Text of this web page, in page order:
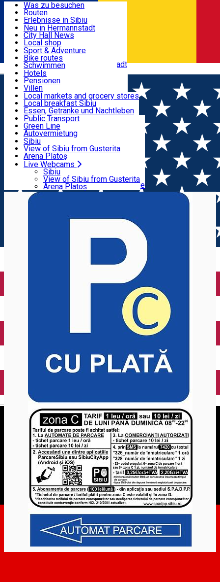
Română
Nützliche informationen
Aktivitäten & Abenteuer
Unterkunft
Essen, Getränke & Nachtleben
Transport & Parken
Live Webcams
Was zu besuchen
Routen
Erlebnisse in Sibiu
Podcast
Kultur
Museen
Kirchen
Parks, Zoo
Im Umkreis von Hermannstadt
Neu in Hermannstadt
City Hall News
Local shop
Sibiu Handwerker
Sibiul Verde
Public services
Bildung
Wie komme ich nach Sibiu?
Touristeninfo
Reiseführer
Guided tours
Local publication
Schönheitssalon
Sport & Adventure
Bike routes
Schwimmen
Reiten
Fitnessstudio
Loc de joacă indoor
Loc de joacă outdoor
Ski
Eislaufen
Yoga
Hotels
Pensionen
Villen
Hostels
Motels
Camping
Zimmer zu vermieten
Wohnungen
Unterkunft außerhalb von Sibiu
Local markets and grocery stores
Local breakfast Sibiu
Essen, Getränke und Nachtleben
Pizza
Fast Food
Kaffeestube
Konditorei
Pub, Bar
Nachtclubs
Bäckerei
Public Transport
Green Line
Autovermietung
Fahrad verleih
Scooter rentals
Taxi
Ride Sharing
Park-Tickets
Parkplätze
Ladestationen für Elektrofahrzeuge
Sibiu
View of Sibiu from Gusterita
Arena Platoș
Live Webcams
Sibiu
View of Sibiu from Gusterita
Arena Platoș
Home Parkplatz
ZONA C - Piaţa Unirii (lateral Centrul
Cultural Ion Besoiu) - 16 locuri